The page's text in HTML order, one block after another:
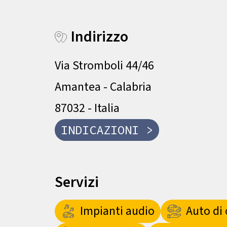
Indirizzo
Via Stromboli 44/46
Amantea - Calabria
87032 - Italia
INDICAZIONI >
Servizi
Impianti audio
Auto di